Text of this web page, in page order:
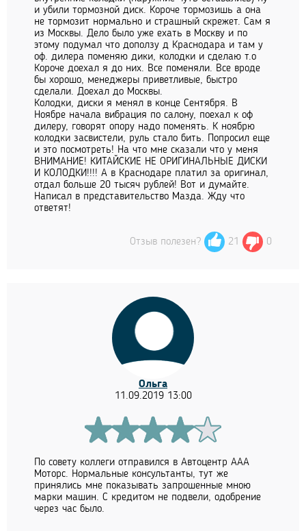
и убили тормозной диск. Короче тормозишь а она
не тормозит нормально и страшный скрежет. Сам я
из Москвы. Дело было уже ехать в Москву и по
этому подумал что доползу д Краснодара и там у
оф. дилера поменяю дики, колодки и сделаю т.о
Короче доехал я до них. Все поменяли. Все вроде
бы хорошо, менеджеры приветливые, быстро
сделали. Доехал до Москвы.
Колодки, диски я менял в конце Сентября. В
Ноябре начала вибрация по салону, поехал к оф
дилеру, говорят опору надо поменять. К ноябрю
колодки засвистели, руль стало бить. Попросил еще
и это посмотреть! На что мне сказали что у меня
ВНИМАНИЕ! КИТАЙСКИЕ НЕ ОРИГИНАЛЬНЫЕ ДИСКИ
И КОЛОДКИ!!!! А в Краснодаре платил за оригинал,
отдал больше 20 тысяч рублей! Вот и думайте.
Написал в представительство Мазда. Жду что
ответят!
Отзыв полезен? 21 0
Ольга
11.09.2019 13:00
По совету коллеги отправился в Автоцентр ААА
Моторс. Нормальные консультанты, тут же
принялись мне показывать запрошенные мною
марки машин. С кредитом не подвели, одобрение
через час было.